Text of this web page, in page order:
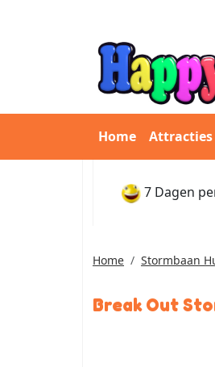
Home Attracties
7 Dagen
Home Stormbaan
Break Out